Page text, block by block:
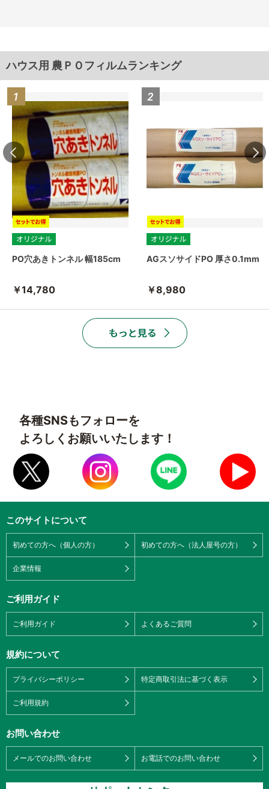
ハウス用 農ＰＯフィルムランキング
PO穴あきトンネル 幅185cm
￥14,780
AGスソサイドPO 厚さ0.1mm
￥8,980
各種SNSもフォローを
よろしくお願いいたします！
このサイトについて
初めての方へ（個人の方） 初めての方へ（法人屋号の方）
企業情報
ご利用ガイド
ご利用ガイド よくあるご質問
規約について
プライバシーポリシー 特定商取引法に基づく表示
ご利用規約
お問い合わせ
メールでのお問い合わせ お電話でのお問い合わせ